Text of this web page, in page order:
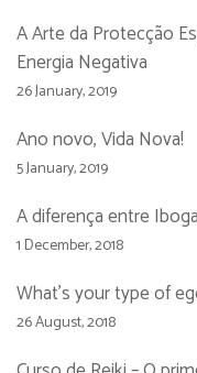
A Arte da Protecção
Energia Negativa
26 January, 2019
Ano novo, Vida Nova!
5 January, 2019
A diferença entre
1 December, 2018
What’s your type of
26 August, 2018